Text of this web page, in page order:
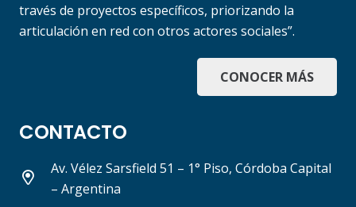
través de proyectos específicos, priorizando la
articulación en red con otros actores sociales”.
CONOCER MÁS
CONTACTO
Av. Vélez Sarsfield 51 – 1° Piso, Córdoba Capital
– Argentina